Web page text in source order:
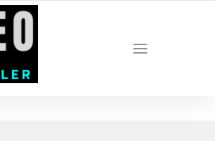
DIGITAL MARKETING AGENCY